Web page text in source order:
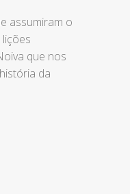
assumiram o
que nos
da